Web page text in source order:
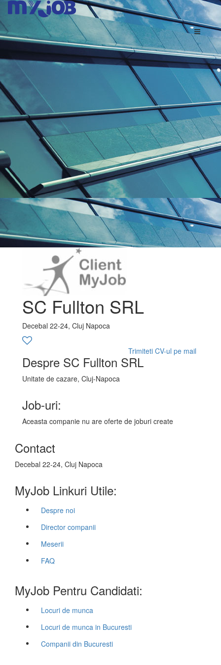
SC Fullton SRL
Decebal 22-24, Cluj Napoca
Trimiteti CV-ul pe mail
Despre SC Fullton SRL
Unitate de cazare, Cluj-Napoca
Job-uri:
Aceasta companie nu are oferte de joburi create
Contact
Decebal 22-24, Cluj Napoca
MyJob Linkuri Utile:
Despre noi
Director companii
Meserii
FAQ
MyJob Pentru Candidati:
Locuri de munca
Locuri de munca in Bucuresti
Companii din Bucuresti